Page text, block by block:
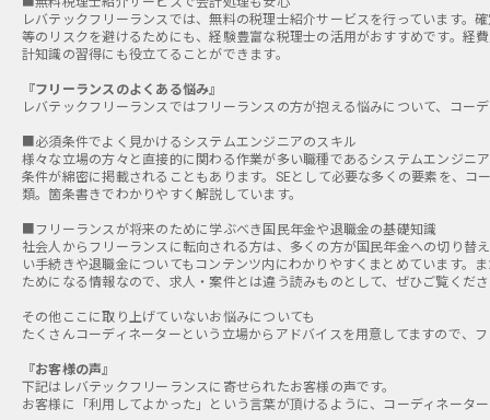
レバテックフリーランスでは、無料の税理士紹介サービスを行っています
等のリスクを避けるためにも、経験豊富な税理士の活用がおすすめです。経
計知識の習得にも役立てることができます。
『フリーランスのよくある悩み』
レバテックフリーランスではフリーランスの方が抱える悩みについて、コー
■必須条件でよく見かけるシステムエンジニアのスキル
様々な立場の方々と直接的に関わる作業が多い職種であるシステムエンジニ
条件が綿密に掲載されることもあります。SEとして必要な多くの要素を、
類。箇条書きでわかりやすく解説しています。
■フリーランスが将来のために学ぶべき国民年金や退職金の基礎知識
社会人からフリーランスに転向される方は、多くの方が国民年金への切り替
い手続きや退職金についてもコンテンツ内にわかりやすくまとめています。
ためになる情報なので、求人・案件とは違う読みものとして、ぜひご覧くだ
その他ここに取り上げていないお悩みについても
たくさんコーディネーターという立場からアドバイスを用意してますので、
『お客様の声』
下記はレバテックフリーランスに寄せられたお客様の声です。
お客様に「利用してよかった」という言葉が頂けるように、コーディネータ